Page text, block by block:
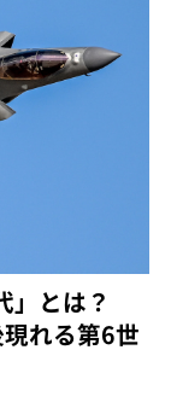
」とは？
れる第6世